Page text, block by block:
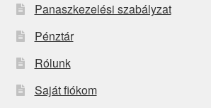
Panaszkezelési szabályzat
Pénztár
Rólunk
Saját fiókom